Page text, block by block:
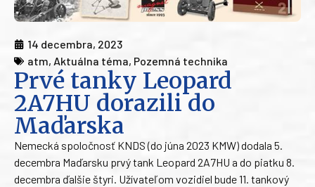
14 decembra, 2023
atm, Aktuálna téma, Pozemná technika
Prvé tanky Leopard
2A7HU dorazili do
Maďarska
Nemecká spoločnosť KNDS (do júna 2023 KMW) dodala 5.
decembra Maďarsku prvý tank Leopard 2A7HU a do piatku 8.
decembra ďalšie štyri. Užívateľom vozidiel bude 11. tankový